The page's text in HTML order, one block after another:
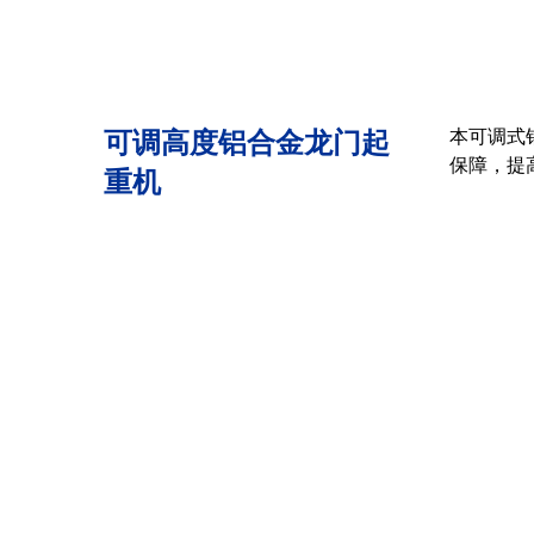
可调高度铝合金龙门起
重机
本可调式
保障，提